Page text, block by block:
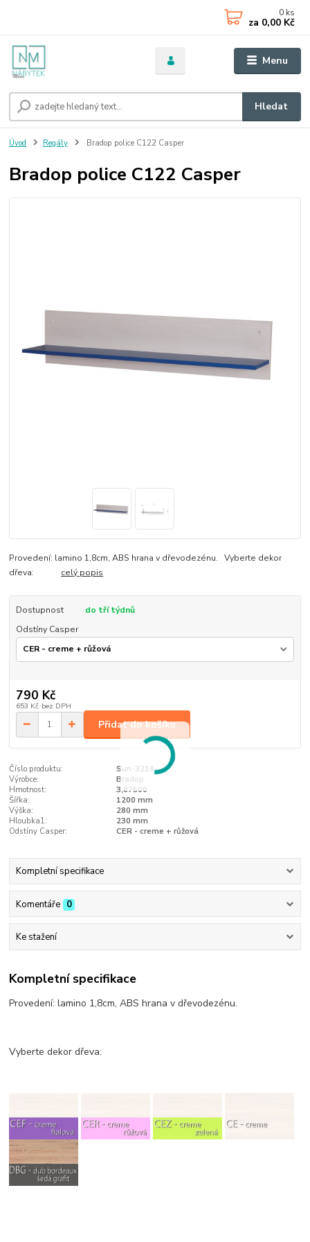
Menu
Hledat
0 ks
za 0,00 Kč
Úvod Regály Bradop police C122 Casper
Bradop police C122 Casper
Provedení: lamino 1,8cm, ABS hrana v dřevodezénu. Vyberte dekor
dřeva: celý popis
Dostupnost
do tří týdnů
Odstíny Casper
790 Kč
653 Kč bez DPH
Přidat do košíku
Číslo produktu:
Sun-3219
Výrobce:
Bradop
Hmotnost:
3,87500
Šířka:
1200 mm
Výška:
280 mm
Hloubka1:
230 mm
Odstíny Casper:
CER - creme + růžová
Kompletní specifikace
Komentáře 0
Ke stažení
Kompletní specifikace
Provedení: lamino 1,8cm, ABS hrana v dřevodezénu.
Vyberte dekor dřeva: